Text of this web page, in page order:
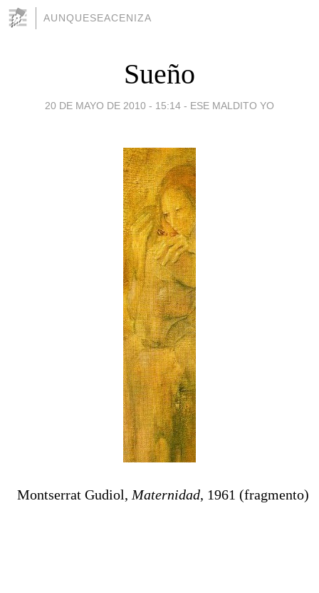
AUNQUESEACENIZA
Sueño
20 DE MAYO DE 2010 - 15:14 - ESE MALDITO YO
Montserrat Gudiol, Maternidad, 1961 (fragmento)